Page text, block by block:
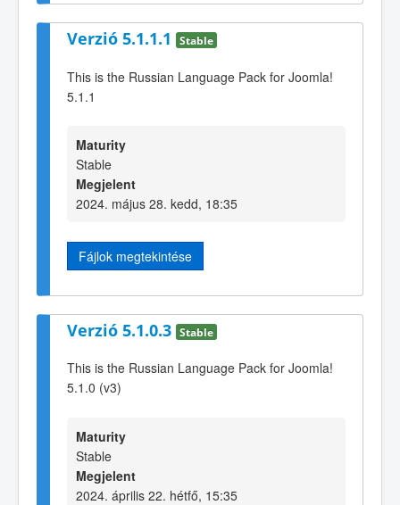
Verzió 5.1.1.1 Stable
This is the Russian Language Pack for Joomla!
5.1.1
Maturity
Stable
Megjelent
2024. május 28. kedd, 18:35
Fájlok megtekintése
Verzió 5.1.0.3 Stable
This is the Russian Language Pack for Joomla!
5.1.0 (v3)
Maturity
Stable
Megjelent
2024. április 22. hétfő, 15:35